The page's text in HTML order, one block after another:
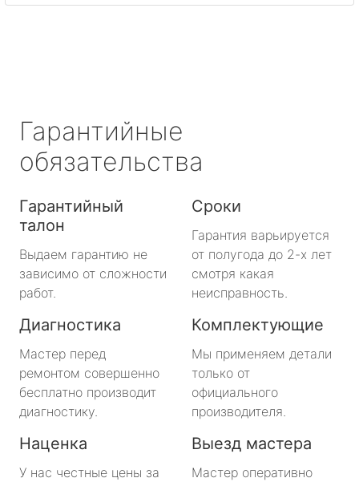
Гарантийные
обязательства
Гарантийный
талон
Выдаем гарантию не
зависимо от сложности
работ.
Сроки
Гарантия варьируется
от полугода до 2-х лет
смотря какая
неисправность.
Диагностика
Мастер перед
ремонтом совершенно
бесплатно производит
диагностику.
Комплектующие
Мы применяем детали
только от
официального
производителя.
Наценка
У нас честные цены за
Выезд мастера
Мастер оперативно